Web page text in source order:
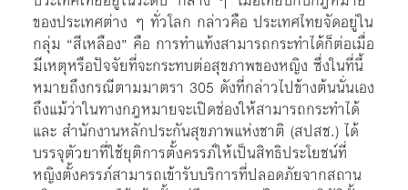
ของประเทศต่าง ๆ ทั่วโลก กล่าวคือ ประเทศไทยจัดอยู่ใน
กลุ่ม “สีเหลือง” คือ การทำแท้งสามารถกระทำได้ก็ต่อเมื่อ
มีเหตุหรือปัจจัยที่จะกระทบต่อสุขภาพของหญิง ซึ่งในที่นี้
หมายถึงกรณีตามมาตรา 305 ดังที่กล่าวไปข้างต้นนั่นเอง
ถึงแม้ว่าในทางกฎหมายจะเปิดช่องให้สามารถกระทำได้
และ สำนักงานหลักประกันสุขภาพแห่งชาติ (สปสช.) ได้
บรรจุตัวยาที่ใช้ยุติการตั้งครรภ์ให้เป็นสิทธิประโยชน์ที่
หญิงตั้งครรภ์สามารถเข้ารับบริการที่ปลอดภัยจากสถาน